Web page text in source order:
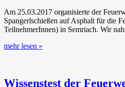
Am 25.03.2017 organisierte der
Spangerlschießen auf Asphalt für die
TeilnehmerInnen) in Semriach. Wir
mehr lesen »
Wissenstest der